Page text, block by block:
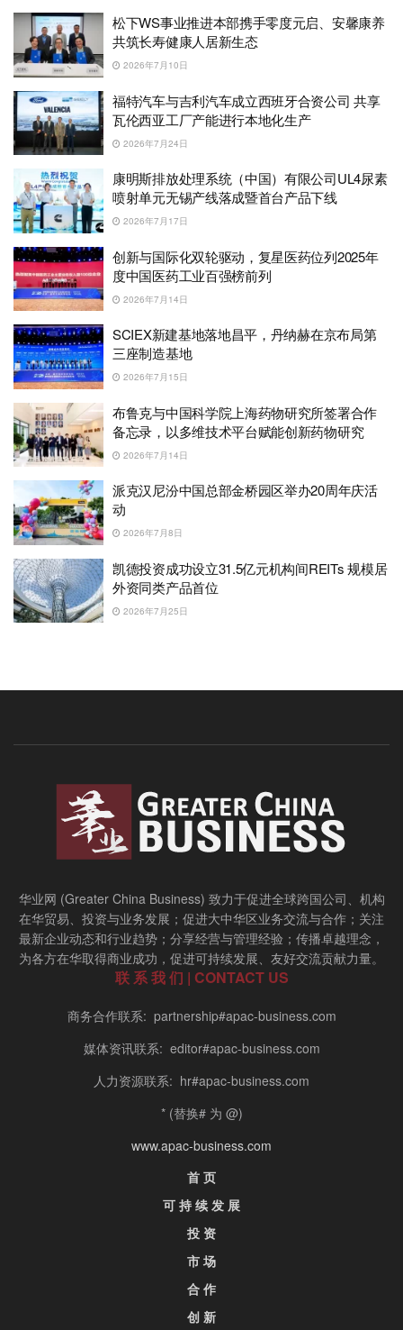
松下WS事业推进本部携手零度元启、安馨康养
共筑长寿健康人居新生态
2026年7月10日
福特汽车与吉利汽车成立西班牙合资公司 共享
瓦伦西亚工厂产能进行本地化生产
2026年7月24日
康明斯排放处理系统（中国）有限公司UL4尿素
喷射单元无锡产线落成暨首台产品下线
2026年7月17日
创新与国际化双轮驱动，复星医药位列2025年
度中国医药工业百强榜前列
2026年7月14日
SCIEX新建基地落地昌平，丹纳赫在京布局第
三座制造基地
2026年7月15日
布鲁克与中国科学院上海药物研究所签署合作
备忘录，以多维技术平台赋能创新药物研究
2026年7月14日
派克汉尼汾中国总部金桥园区举办20周年庆活
动
2026年7月8日
凯德投资成功设立31.5亿元机构间REITs 规模居
外资同类产品首位
2026年7月25日
华业网 (Greater China Business) 致力于促进全球跨国公司、机构
在华贸易、投资与业务发展；促进大中华区业务交流与合作；关注
最新企业动态和行业趋势；分享经营与管理经验；传播卓越理念，
为各方在华取得商业成功，促进可持续发展、友好交流贡献力量。
联 系 我 们 | CONTACT US
商务合作联系: partnership#apac-business.com
媒体资讯联系: editor#apac-business.com
人力资源联系: hr#apac-business.com
* (替换# 为 @)
www.apac-business.com
首 页
可 持 续 发 展
投 资
市 场
合 作
创 新